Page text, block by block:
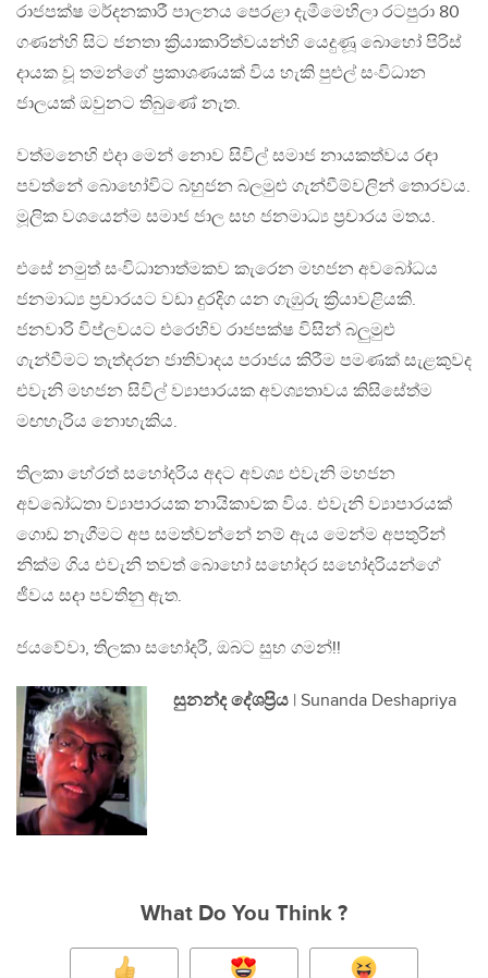
රාජපක්ෂ මර්දනකාරී පාලනය පෙරළා දැමීමෙහිලා රටපුරා 80
ගණන්හි සිට ජනතා ක්‍රියාකාරිත්වයන්හි යෙදුණූ බොහෝ පිරිස්
දායක වූ තමන්ගේ ප්‍රකාශණයක් විය හැකි පුළුල් සංවිධාන
ජාලයක් ඔවුනට තිබුණේ නැත.
වත්මනෙහි එදා මෙන් නොව සිවිල් සමාජ නායකත්වය රඳා
පවත්නේ බොහෝවිට බහුජන බලමුළු ගැන්වීම්වලින් තොරවය.
මූලික වශයෙන්ම සමාජ ජාල සහ ජනමාධ්‍ය ප්‍රචාරය මතය.
එසේ නමුත් සංවිධානාත්මකව කැරෙන මහජන අවබෝධය
ජනමාධ්‍ය ප්‍රචාරයට වඩා දුරදිග යන ගැඹුරු ක්‍රියාවළියකි.
ජනවාරි විප්ලවයට එරෙහිව රාජපක්ෂ විසින් බලුමුළු
ගැන්වීමට තැත්දරන ජාතිවාදය පරාජය කිරීම පමණක් සැළකුවද
එවැනි මහජන සිවිල් ව්‍යාපාරයක අවශ්‍යතාවය කිසිසේත්ම
මඟහැරිය නොහැකිය.
තිලකා හේරත් සහෝදරිය අදට අවශ්‍ය එවැනි මහජන
අවබෝධතා ව්‍යාපාරයක නායිකාවක විය. එවැනි ව්‍යාපාරයක්
ගොඩ නැගීමට අප සමත්වන්නේ නම් ඇය මෙන්ම අපතුරින්
නික්ම ගිය එවැනි තවත් බොහෝ සහෝදර සහෝදරියන්ගේ
ජීවය සදා පවතිනු ඇත.
ජයවේවා, තිලකා සහෝදරී, ඔබට සුභ ගමන්!!
සුනන්ද දේශප්‍රිය | Sunanda Deshapriya
What Do You Think ?